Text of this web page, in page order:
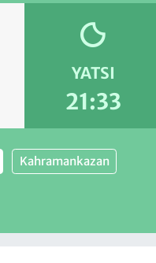
YATSI
21:33
Kahramankazan